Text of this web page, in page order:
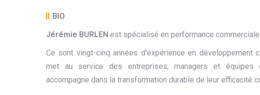
BIO
Jérémie BURLENest spécialisé en performance commerciale.
Ce sont vingt-cinq années d’expérience en développement
met au service des entreprises, managers et équipes
accompagne dans la transformation durable de leur efficacité